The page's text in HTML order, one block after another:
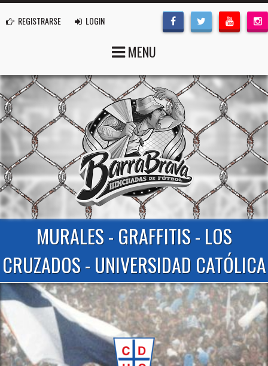
REGISTRARSE LOGIN
MENU
MURALES - GRAFFITIS - LOS
CRUZADOS - UNIVERSIDAD CATÓLICA